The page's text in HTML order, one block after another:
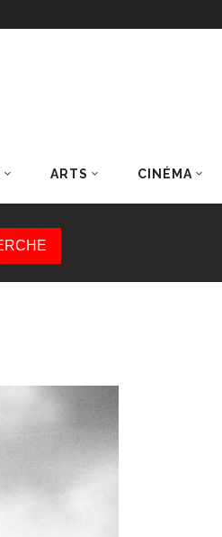
ARTS CINÉMA